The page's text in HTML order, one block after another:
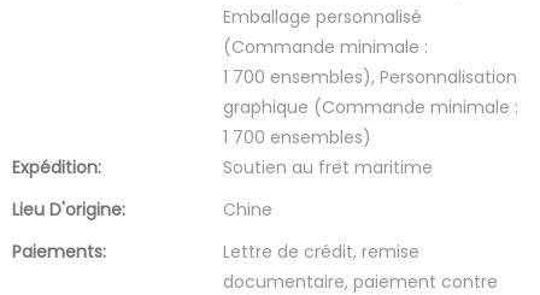
Emballage personnalisé
(Commande minimale :
1 700 ensembles), Personnalisation
graphique (Commande minimale :
1 700 ensembles)
Expédition:
Soutien au fret maritime
Lieu D'origine:
Chine
Paiements:
Lettre de crédit, remise
documentaire, paiement contre